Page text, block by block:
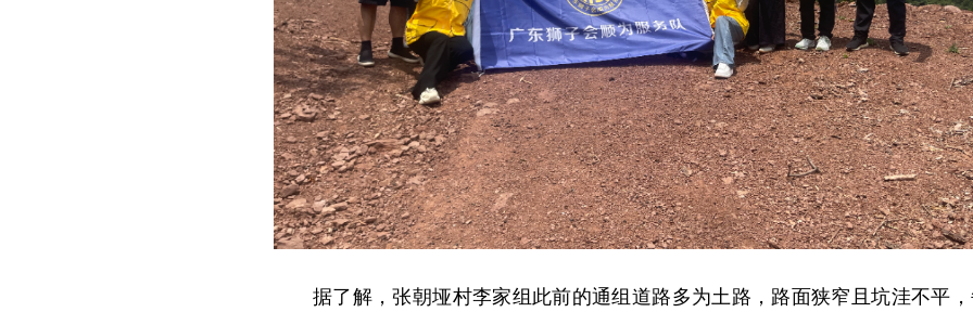
据了解，张朝垭村李家组此前的通组道路多为土路，路面狭窄且坑洼不平